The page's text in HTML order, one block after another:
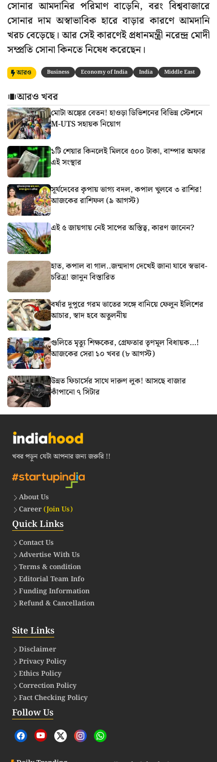
সোনার আমদানির পরিমাণ বাড়েনি, বরং বিশ্ববাজারে
সোনার দাম অস্বাভাবিক হারে বাড়ার কারণে আমদানি
খরচ বেড়েছে। আর সেই কারণেই প্রধানমন্ত্রী নরেন্দ্র মোদী
সম্প্রতি সোনা কিনতে নিষেধ করেছেন।
আরও Business Economy of India India Middle East
আরও খবর
মোটা অঙ্কের বেতন! হাওড়া ডিভিশনের বিভিন্ন স্টেশনে
M-UTS সহায়ক নিয়োগ
১টি শেয়ার কিনলেই মিলবে ৫০০ টাকা, বাম্পার অফার
এই সংস্থার
সূর্যদেবের কৃপায় ভাগ্য বদল, কপাল খুলবে ৩ রাশির!
আজকের রাশিফল (৯ আগস্ট)
এই ৫ জায়গায় নেই সাপের অস্তিত্ব, কারণ জানেন?
হাত, কপাল বা গাল..জন্মদাগ দেখেই জানা যাবে স্বভাব-
চরিত্র! জানুন বিস্তারিত
বর্ষার দুপুরে গরম ভাতের সঙ্গে বানিয়ে ফেলুন ইলিশের
আচার, স্বাদ হবে অতুলনীয়
গুলিতে মৃত্যু শিক্ষকের, গ্রেফতার তৃণমূল বিধায়ক…!
আজকের সেরা ১০ খবর (৮ আগস্ট)
উন্নত ফিচার্সের সাথে দারুণ লুক! আসছে বাজার
কাঁপানো ৭ সিটার
খবর পড়ুন যেটা আপনার জন্য জরুরি !!
About Us
Career(Join Us)
Quick Links
Contact Us
Advertise With Us
Terms & condition
Editorial Team Info
Funding Information
Refund & Cancellation
Site Links
Disclaimer
Privacy Policy
Ethics Policy
Correction Policy
Fact Checking Policy
Follow Us